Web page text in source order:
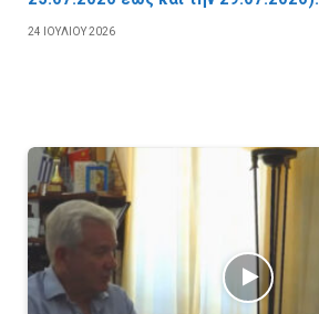
24 ΙΟΥΛΊΟΥ 2026